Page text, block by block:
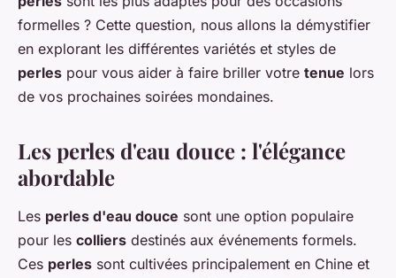
formelles ? Cette question, nous allons la démystifier
en explorant les différentes variétés et styles de
perles pour vous aider à faire briller votre tenue lors
de vos prochaines soirées mondaines.
Les perles d'eau douce : l'élégance
abordable
Les perles d'eau douce sont une option populaire
pour les colliers destinés aux événements formels.
Ces perles sont cultivées principalement en Chine et